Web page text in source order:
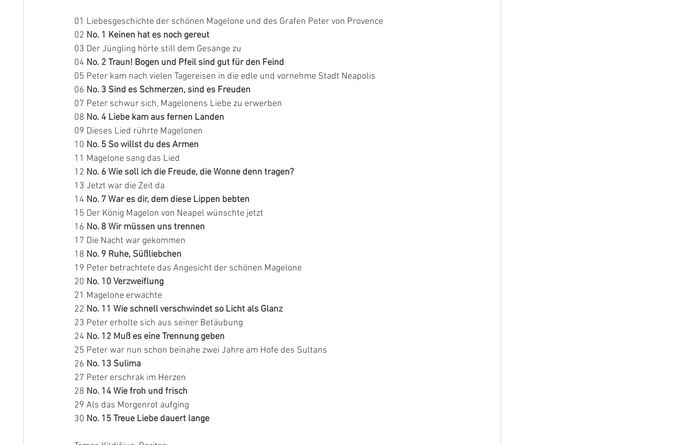
01 Liebesgeschichte der schönen Magelone und des Grafen Peter von Provence
02 No. 1 Keinen hat es noch gereut
03 Der Jüngling hörte still dem Gesange zu
04 No. 2 Traun! Bogen und Pfeil sind gut für den Feind
05 Peter kam nach vielen Tagereisen in die edle und vornehme Stadt Neapolis
06 No. 3 Sind es Schmerzen, sind es Freuden
07 Peter schwur sich, Magelonens Liebe zu erwerben
08 No. 4 Liebe kam aus fernen Landen
09 Dieses Lied rührte Magelonen
10 No. 5 So willst du des Armen
11 Magelone sang das Lied
12 No. 6 Wie soll ich die Freude, die Wonne denn tragen?
13 Jetzt war die Zeit da
14 No. 7 War es dir, dem diese Lippen bebten
15 Der König Magelon von Neapel wünschte jetzt
16 No. 8 Wir müssen uns trennen
17 Die Nacht war gekommen
18 No. 9 Ruhe, Süßliebchen
19 Peter betrachtete das Angesicht der schönen Magelone
20 No. 10 Verzweiflung
21 Magelone erwachte
22 No. 11 Wie schnell verschwindet so Licht als Glanz
23 Peter erholte sich aus seiner Betäubung
24 No. 12 Muß es eine Trennung geben
25 Peter war nun schon beinahe zwei Jahre am Hofe des Sultans
26 No. 13 Sulima
27 Peter erschrak im Herzen
28 No. 14 Wie froh und frisch
29 Als das Morgenrot aufging
30 No. 15 Treue Liebe dauert lange